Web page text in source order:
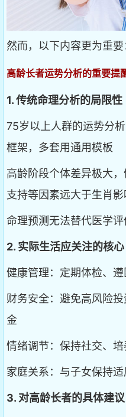
然而，以下内容更为重要
高龄长者运势分析的重要提
1. 传统命理分析的局限性
75岁以上人群的运势分
框架，多套用通用模板
高龄阶段个体差异极大
支持等因素远大于生肖影
命理预测无法替代医学
2. 实际生活应关注的核心
健康管理：定期体检、
财务安全：避免高风险
金
情绪调节：保持社交、
家庭关系：与子女保持
3. 对高龄长者的具体建议